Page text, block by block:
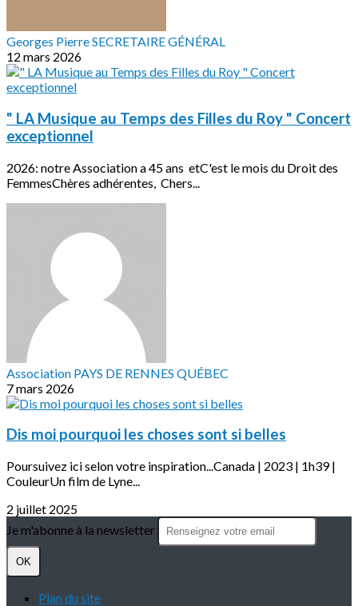
Georges Pierre SECRETAIRE GÉNÉRAL
12 mars 2026
" LA Musique au Temps des Filles du Roy " Concert
exceptionnel
2026: notre Association a 45 ans etC'est le mois du Droit des
FemmesChères adhérentes, Chers...
Association PAYS DE RENNES QUÉBEC
7 mars 2026
Dis moi pourquoi les choses sont si belles
Poursuivez ici selon votre inspiration...Canada | 2023 | 1h39 |
CouleurUn film de Lyne...
2 juillet 2025
Je m'abonne à la newsletter
OK
Plan du site